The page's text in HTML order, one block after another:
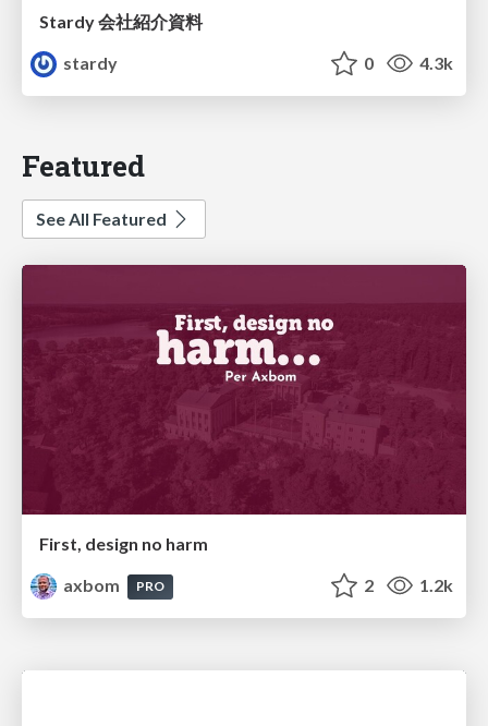
Stardy 会社紹介資料
stardy
0 4.3k
Featured
See All Featured
First, design no harm
axbom
PRO 2 1.2k